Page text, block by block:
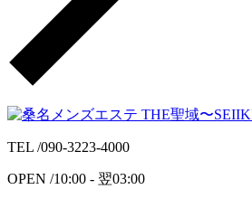
TEL /090-3223-4000
OPEN /10:00 - 翌03:00